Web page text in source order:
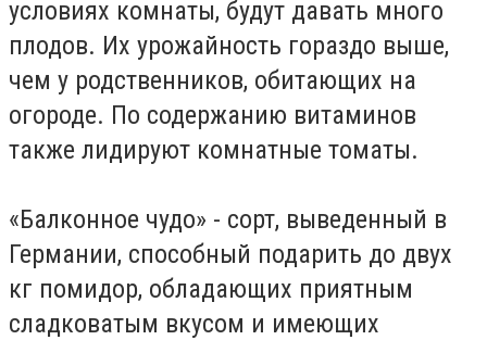
условиях комнаты, будут давать много
плодов. Их урожайность гораздо выше,
чем у родственников, обитающих на
огороде. По содержанию витаминов
также лидируют комнатные томаты.
«Балконное чудо» - сорт, выведенный в
Германии, способный подарить до двух
кг помидор, обладающих приятным
сладковатым вкусом и имеющих